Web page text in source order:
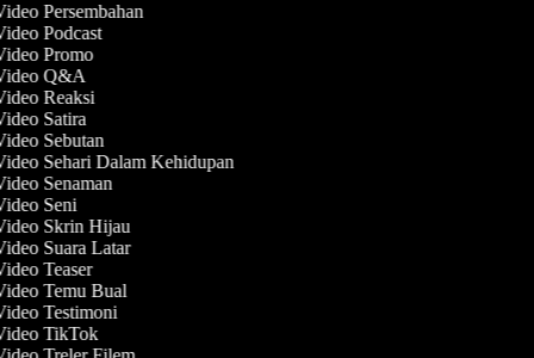
Persembahan
Podcast
Promo
Q&A
Reaksi
Satira
Sebutan
Sehari Dalam Kehidupan
Senaman
Seni
Skrin Hijau
Suara Latar
Teaser
Temu Bual
Testimoni
TikTok